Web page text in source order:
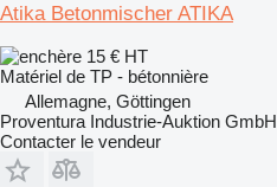
Atika Betonmischer ATIKA
15 € HT
Matériel de TP - bétonnière
Allemagne, Göttingen
Proventura Industrie-Auktion GmbH
Contacter le vendeur